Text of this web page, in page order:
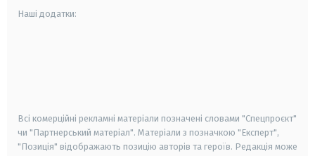
Наші додатки:
Всі комерційні рекламні матеріали позначені словами "Спецпроєкт"
чи "Партнерський матеріал". Матеріали з позначкою "Експерт",
"Позиція" відображають позицію авторів та героїв. Редакція може